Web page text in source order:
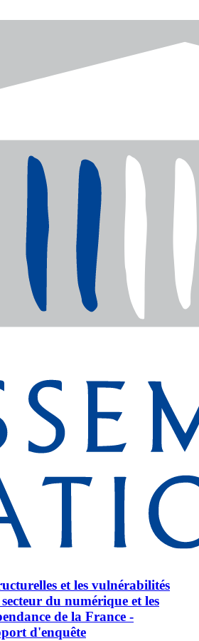
et les vulnérabilités
du numérique et les
de la France -
d'enquête